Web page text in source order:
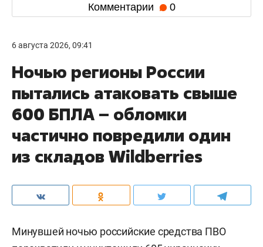
Комментарии 0
6 августа 2026, 09:41
Ночью регионы России
пытались атаковать свыше
600 БПЛА – обломки
частично повредили один
из складов Wildberries
Минувшей ночью российские средства ПВО